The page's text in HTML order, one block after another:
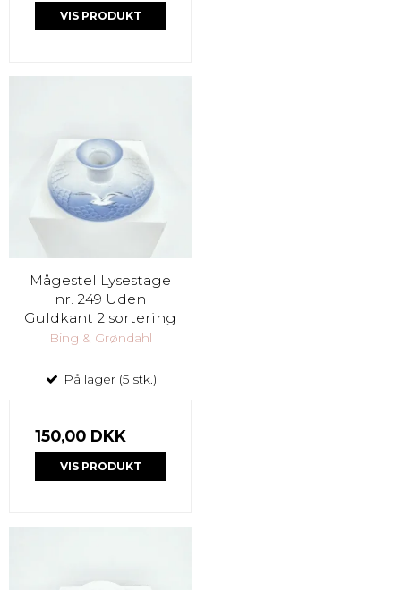
VIS PRODUKT
Mågestel Lysestage
nr. 249 Uden
Guldkant 2 sortering
Bing & Grøndahl
På lager (5 stk.)
150,00 DKK
VIS PRODUKT